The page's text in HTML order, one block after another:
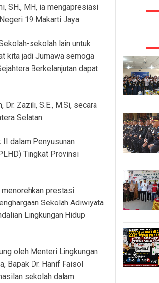
SH., MH, ia mengapresiasi
19 Makarti Jaya.
sekolah lain untuk
kita jadi Jumawa semoga
Berkelanjutan dapat
Zazili, S.E., M.Si, secara
Selatan.
II dalam Penyusunan
Tingkat Provinsi
prestasi
Sekolah Adiwiyata
Lingkungan Hidup
oleh Menteri Lingkungan
Bapak Dr. Hanif Faisol
sekolah dalam